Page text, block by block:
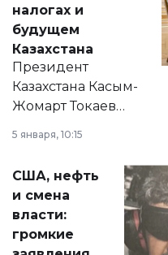
налогах и
будущем
Казахстана
Президент
Казахстана Касым-
Жомарт Токаев
сразу несколько
актуальных тем —
от слухов о
политических
реформах до
вопросов армии,
5 января, 10:15
США, нефть
и смена
власти:
громкие